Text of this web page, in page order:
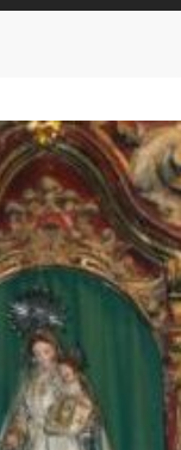
VIDEOS
GALERÍA
FOTOMONTAJES